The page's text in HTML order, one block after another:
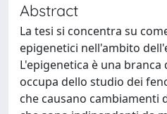
Abstract
La tesi si concentra su
epigenetici nell'ambito
L'epigenetica è una branca
occupa dello studio dei
che causano cambiamenti